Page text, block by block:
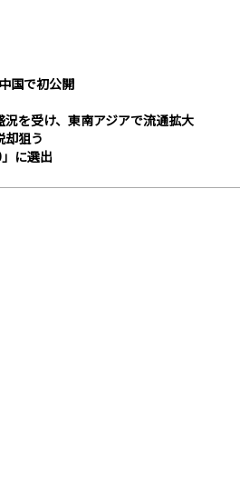
国で初公開
を受け、東南アジアで流通拡大
狙う
に選出